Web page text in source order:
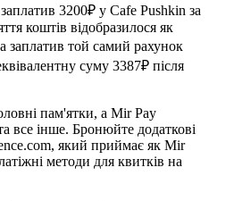
3200₽ у Cafe Pushkin за
коштів відобразилося як
заплатив той самий рахунок
суму 3387₽ після
пам'ятки, а Mir Pay
все інше. Бронюйте додаткові
який приймає як Mir
методи для квитків на